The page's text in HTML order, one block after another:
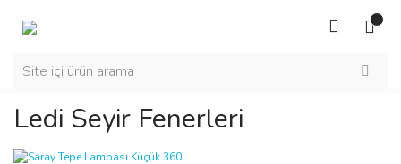
Ledi Seyir Fenerleri